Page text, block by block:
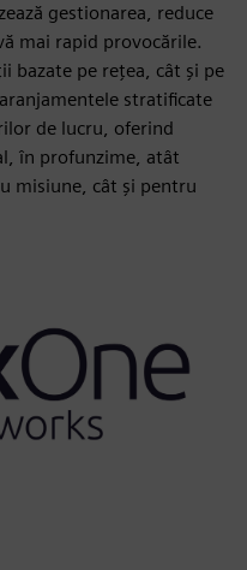
gestionarea, reduce
mai rapid provocările.
bazate pe rețea, cât și pe
stratificate
de lucru, oferind
în profunzime, atât
misiune, cât și pentru